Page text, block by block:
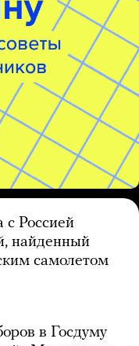
с Россией
найденный
самолетом
в Госдуму